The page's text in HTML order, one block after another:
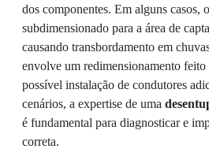
dos componentes. Em alguns casos,
subdimensionado para a área de
causando transbordamento em
envolve um redimensionamento feito
possível instalação de condutores
cenários, a expertise de uma
é fundamental para diagnosticar e
correta.